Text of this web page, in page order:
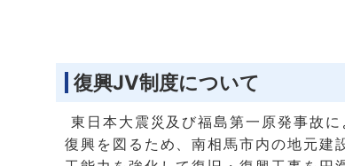
復興JV制度について
東日本大震災及び福島第一原発事故
復興を図るため、南相馬市内の地元建